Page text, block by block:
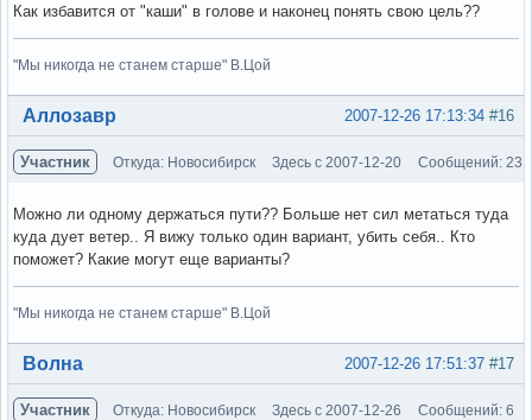
Как избавится от "каши" в голове и наконец понять свою цель??
"Мы никогда не станем старше" В.Цой
Вне форума #16
2007-12-26 17:13:34
Аллозавр
Участник Откуда: Новосибирск Здесь с 2007-12-20 Сообщений: 23
Можно ли одному держаться пути?? Больше нет сил метаться туда
куда дует ветер.. Я вижу только один вариант, убить себя.. Кто
поможет? Какие могут еще варианты?
"Мы никогда не станем старше" В.Цой
Вне форума #17
2007-12-26 17:51:37
Волна
Участник Откуда: Новосибирск Здесь с 2007-12-26
Сообщений: 6